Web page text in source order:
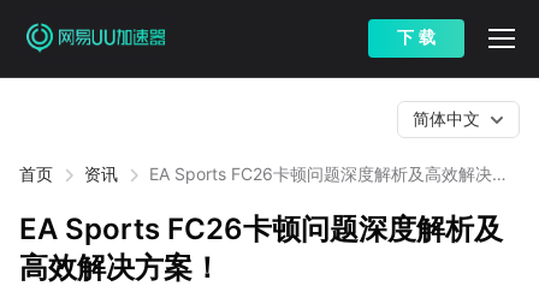
下 载
首页 资讯
EA Sports FC26卡顿问题深度解析及高效解决方
简体中文
EA Sports FC26卡顿问题深度解析及
高效解决方案！